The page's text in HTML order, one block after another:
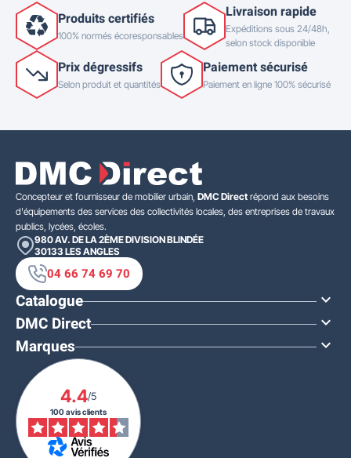
Produits certifiés
100% normés écoresponsables
Livraison rapide
Expéditions sous 24/48h,
selon stock disponible
Prix dégressifs
Selon produit et quantités
Paiement sécurisé
Paiement en ligne 100% sécurisé
Concepteur et fournisseur de mobilier urbain, DMC Direct répond aux besoins
d'équipements des services des collectivités locales, des entreprises de travaux
publics, lycées, écoles.
980 AV. DE LA 2ÈME DIVISION BLINDÉE
30133 LES ANGLES
04 66 74 69 70
Catalogue 
DMC Direct 
Marques 
4.4/5
100 avis clients